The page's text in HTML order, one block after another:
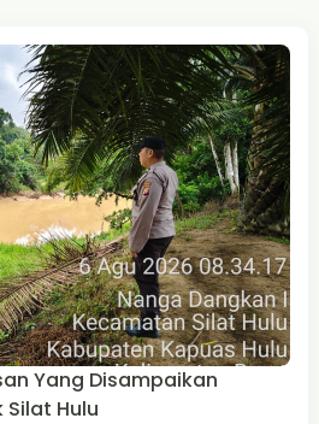
Yang Disampaikan
Silat Hulu